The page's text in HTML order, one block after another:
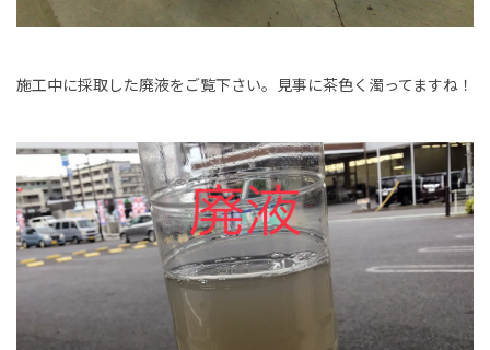
施工中に採取した廃液をご覧下さい。見事に茶色く濁ってますね！